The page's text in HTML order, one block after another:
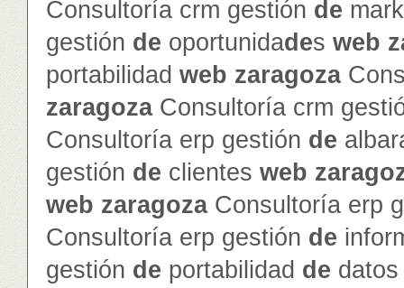
Consultoría crm gestión de
gestión de oportunidades web
portabilidad web zaragoza
zaragozaConsultoría crm
Consultoría erp gestión de
gestión de clientes web
web zaragozaConsultoría erp
Consultoría erp gestión de
gestión de portabilidad de